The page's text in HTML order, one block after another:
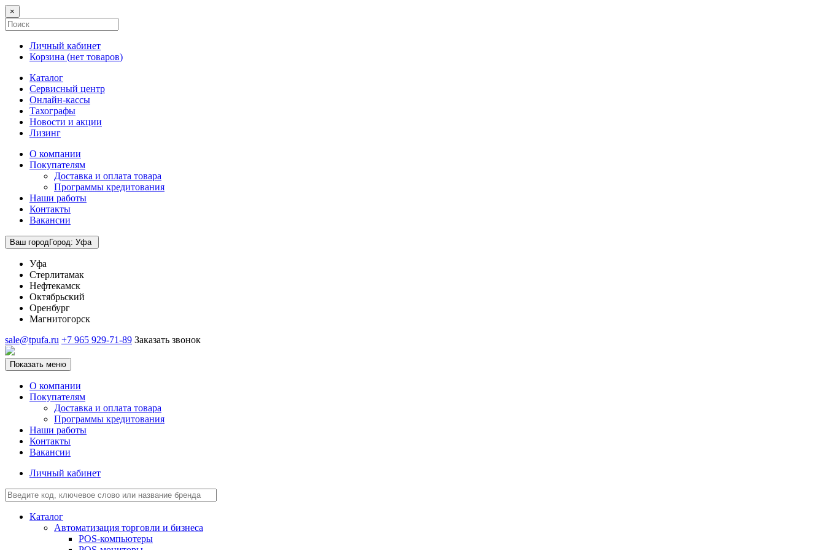
×
Личный кабинет
Корзина (нет товаров)
Каталог
Сервисный центр
Онлайн-кассы
Тахографы
Новости и акции
Лизинг
О компании
Покупателям
Доставка и оплата товара
Программы кредитования
Наши работы
Контакты
Вакансии
Ваш городГород: Уфа
Уфа
Стерлитамак
Нефтекамск
Октябрьский
Оренбург
Магнитогорск
sale@tpufa.ru +7 965 929-71-89 Заказать звонок
Показать меню
О компании
Покупателям
Доставка и оплата товара
Программы кредитования
Наши работы
Контакты
Вакансии
Личный кабинет
Каталог
Автоматизация торговли и бизнеса
POS-компьютеры